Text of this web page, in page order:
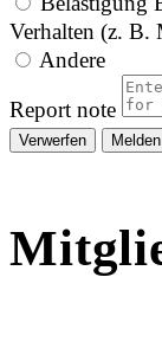
Verhalten (z. B.
Andere
Report note
Melden